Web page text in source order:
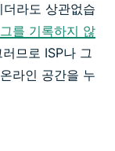
라도 상관없습
를 기록하지 않
므로 ISP나 그
라인 공간을 누